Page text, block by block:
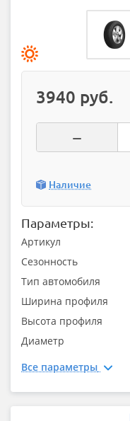
3940 руб.
Наличие
Параметры:
Артикул
Сезонность
Тип автомобиля
Ширина профиля
Высота профиля
Диаметр
Все параметры